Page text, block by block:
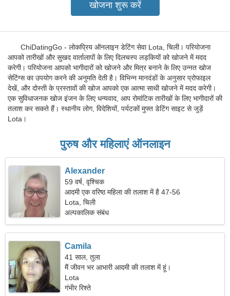
ChiDatingGo - लोकप्रिय ऑनलाइन डेटिंग सेवा Lota, चिली। परियोजना
आपको तारीखों और सुखद वार्तालापों के लिए दिलचस्प लड़कियों को खोजने में मदद
करेगी। परियोजना आपको भागीदारों को खोजने और मित्र बनाने के लिए उन्नत खोज
सेटिंग्स का उपयोग करने की अनुमति देती है। विभिन्न मानदंडों के अनुसार प्रोफाइल
देखें, और दोस्ती के प्रस्तावों की खोज आपको एक आत्मा साथी खोजने में मदद करेगी।
एक सुविधाजनक खोज इंजन के लिए धन्यवाद, आप रोमांटिक तारीखों के लिए भागीदारों की
तलाश कर सकते हैं। स्थानीय लोग, विदेशियों, पर्यटकों मुफ्त डेटिंग साइट से जुड़ें
Lota।
पुरुष और महिलाएं ऑनलाइन
Alexander
59 वर्ष, वृश्चिक
आदमी एक वरिष्ठ महिला की तलाश में है 47-56
Lota, चिली
अल्पकालिक संबंध
Camila
41 साल, तुला
मैं जीवन भर आभारी आदमी की तलाश में हूं।
Lota
गंभीर रिश्ते